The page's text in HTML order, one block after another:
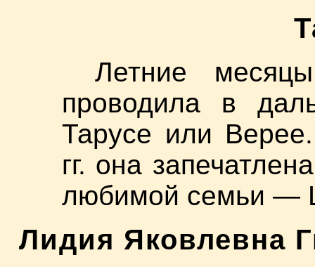
Летние
проводила в
Тарусе или
гг. она
любимой семьи —
Лидия Яковлевна